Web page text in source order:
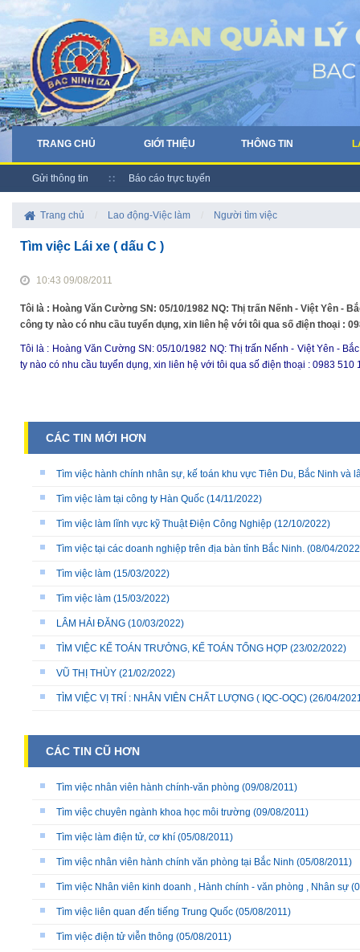
TRANG CHỦ GIỚI THIỆU THÔNG TIN
Gửi thông tin Báo cáo trực tuyến
Trang chủ Lao động-Việc làm Người tìm việc
Tìm việc Lái xe ( dấu C )
10:43 09/08/2011
Tôi là : Hoàng Văn Cường SN: 05/10/1982 NQ: Thị trấn Nếnh - Việt Yên -
công ty nào có nhu cầu tuyển dụng, xin liên hệ với tôi qua số điện thoại :
Tôi là : Hoàng Văn Cường SN: 05/10/1982 NQ: Thị trấn Nếnh - Việt Yên -
ty nào có nhu cầu tuyển dụng, xin liên hệ với tôi qua số điện thoại : 0983 510
CÁC TIN MỚI HƠN
Tìm việc hành chính nhân sự, kế toán khu vực Tiên Du, Bắc Ninh và
Tìm việc làm tại công ty Hàn Quốc (14/11/2022)
Tìm việc làm lĩnh vực kỹ Thuật Điện Công Nghiệp (12/10/2022)
Tìm việc tại các doanh nghiệp trên địa bàn tỉnh Bắc Ninh. (08/04/
Tìm việc làm (15/03/2022)
Tìm việc làm (15/03/2022)
LÂM HẢI ĐĂNG (10/03/2022)
TÌM VIỆC KẾ TOÁN TRƯỞNG, KẾ TOÁN TỔNG HỢP (23/02/2022)
VŨ THỊ THÙY (21/02/2022)
TÌM VIỆC VỊ TRÍ : NHÂN VIÊN CHẤT LƯỢNG ( IQC-OQC) (26/04/
CÁC TIN CŨ HƠN
Tìm việc nhân viên hành chính-văn phòng (09/08/2011)
Tìm việc chuyên ngành khoa học môi trường (09/08/2011)
Tìm việc làm điện tử, cơ khí (05/08/2011)
Tìm việc nhân viên hành chính văn phòng tại Bắc Ninh (05/08/2011)
Tìm việc Nhân viên kinh doanh , Hành chính - văn phòng , Nhân sự
Tìm việc liên quan đến tiếng Trung Quốc (05/08/2011)
Tìm việc điện tử viễn thông (05/08/2011)